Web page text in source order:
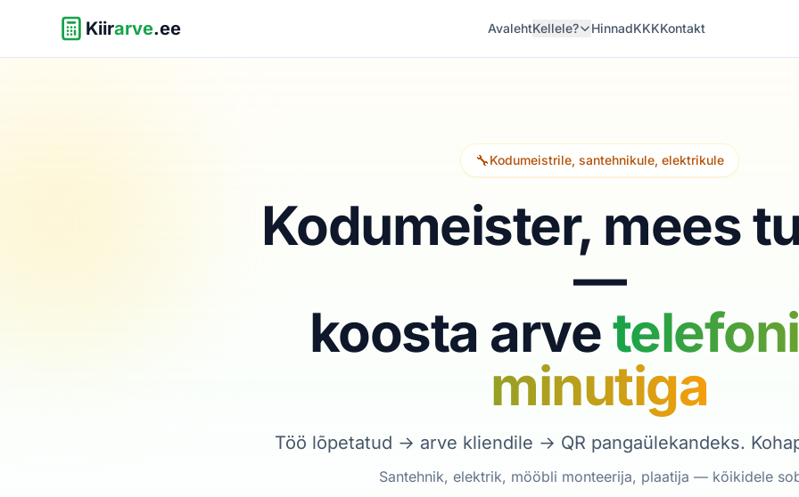
Kiirarve.ee AvalehtKellele? HinnadKKKKontakt
🔧Kodumeistrile, santehnikule, elektrikule
Kodumeister, mees
—
koosta arve
minutiga
Töö lõpetatud → arve kliendile → QR pangaülekandeks.
Santehnik, elektrik, mööbli monteerija, plaatija — kõikidele